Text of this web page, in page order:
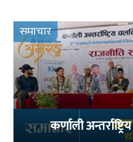
समाचार
कर्णाली